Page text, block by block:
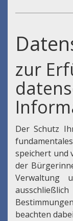
zur
Der Schutz
speichert und
der
Verwaltung
beachten